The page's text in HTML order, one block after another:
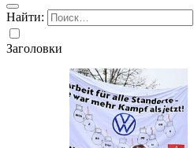
Найти:
Заголовки